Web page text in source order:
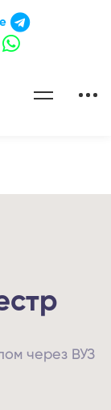
через ВУЗ